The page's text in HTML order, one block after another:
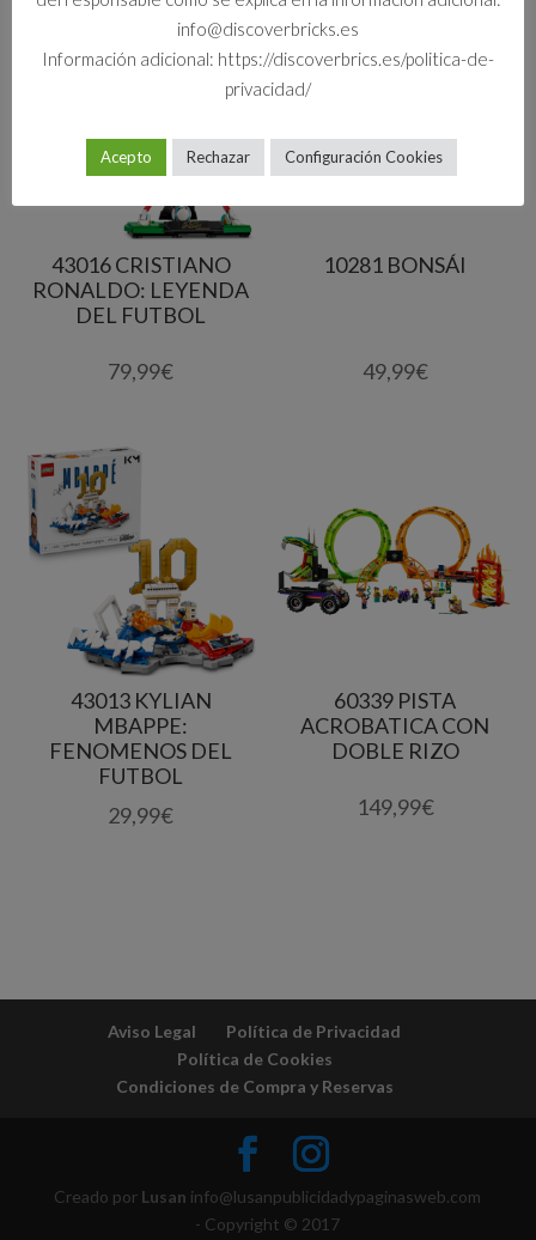
43016 CRISTIANO
RONALDO: LEYENDA
DEL FUTBOL
79,99€
10281 BONSÁI
49,99€
43013 KYLIAN
MBAPPE:
FENOMENOS DEL
FUTBOL
29,99€
60339 PISTA
ACROBATICA CON
DOBLE RIZO
149,99€
Aviso Legal
Política de Privacidad
Política de Cookies
Condiciones de Compra y Reservas
Creado por Lusan info@lusanpublicidadypaginasweb.com
- Copyright © 2017
info@discoverbricks.es
Información adicional: https://discoverbrics.es/politica-de-
privacidad/
Acepto Rechazar Configuración Cookies